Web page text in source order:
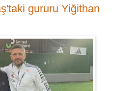
gururu Yiğithan